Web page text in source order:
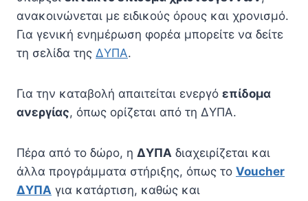
ανακοινώνεται με ειδικούς όρους και χρονισμό.
Για γενική ενημέρωση φορέα μπορείτε να δείτε
τη σελίδα της ΔΥΠΑ.
Για την καταβολή απαιτείται ενεργό επίδομα
ανεργίας, όπως ορίζεται από τη ΔΥΠΑ.
Πέρα από το δώρο, η ΔΥΠΑ διαχειρίζεται και
άλλα προγράμματα στήριξης, όπως το Voucher
ΔΥΠΑ για κατάρτιση, καθώς και